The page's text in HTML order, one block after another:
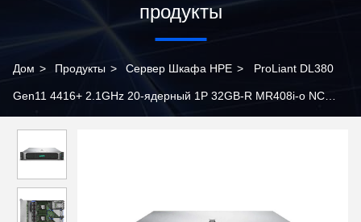
продукты
Дом > Продукты > Сервер Шкафа HPE > ProLiant DL380
Gen11 4416+ 2.1GHz 20-ядерный 1P 32GB-R MR408i-o NC